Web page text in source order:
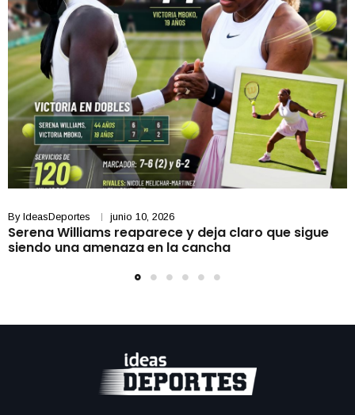
By IdeasDeportes junio 10, 2026
Serena Williams reaparece y deja claro que sigue
siendo una amenaza en la cancha